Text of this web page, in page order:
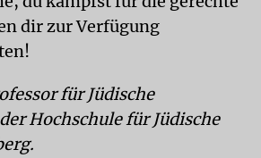
dir zur Verfügung
für Jüdische
Hochschule für Jüdische